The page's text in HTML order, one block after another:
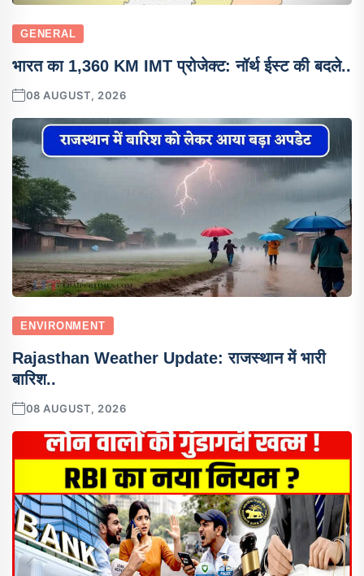
GENERAL
भारत का 1,360 KM IMT प्रोजेक्ट: नॉर्थ ईस्ट की बदले..
08 AUGUST, 2026
ENVIRONMENT
Rajasthan Weather Update: राजस्थान में भारी
बारिश..
08 AUGUST, 2026